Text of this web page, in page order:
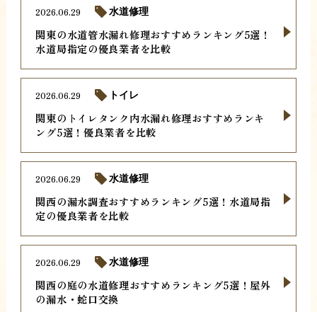
関東の水道管水漏れ修理おすすめランキング5選！
水道局指定の優良業者を比較
2026.06.29 水道修理
関東のトイレタンク内水漏れ修理おすすめランキ
ング5選！優良業者を比較
2026.06.29 トイレ
関西の漏水調査おすすめランキング5選！水道局指
定の優良業者を比較
2026.06.29 水道修理
関西の庭の水道修理おすすめランキング5選！屋外
の漏水・蛇口交換
2026.06.29 水道修理